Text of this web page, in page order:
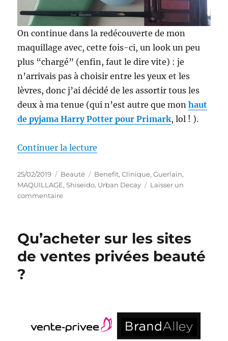
On continue dans la redécouverte de mon
maquillage avec, cette fois-ci, un look un peu
plus “chargé” (enfin, faut le dire vite) : je
n’arrivais pas à choisir entre les yeux et les
lèvres, donc j’ai décidé de les assortir tous les
deux à ma tenue (qui n’est autre que monhaut
de pyjama Harry Potter pour Primark, lol ! ).
Continuer la lecture
Publié
le
25/02/2019 Catégories
Beauté Étiquettes
Benefit,Clinique,Guerlain,
MAQUILLAGE,Shiseido, Urban Decay
Laisser un
commentairesur
:
rouge
Qu’acheter sur les sites
de ventes privées beauté
?